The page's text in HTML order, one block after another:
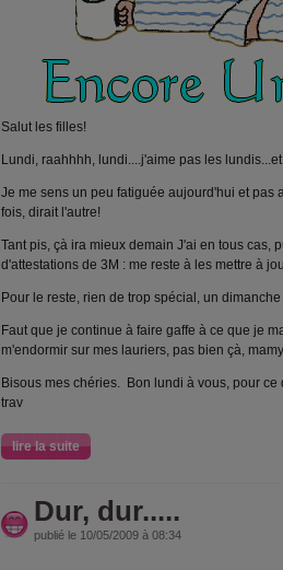
Salut les filles!
Lundi, raahhhh, lundi....j'aime pas les
Je me sens un peu fatiguée aujourd'hui et pas
fois, dirait l'autre!
Tant pis, çà ira mieux demain J'ai en tous cas,
d'attestations de 3M : me reste à les mettre à
Pour le reste, rien de trop spécial, un
Faut que je continue à faire gaffe à ce que je
m'endormir sur mes lauriers, pas bien çà,
Bisous mes chéries. Bon lundi à vous, pour
trav
lire la suite
Dur, dur.....
publié le 10/05/2009 à 08:34